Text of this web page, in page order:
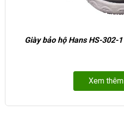
Giày bảo hộ Hans HS-302-
Xem thêm